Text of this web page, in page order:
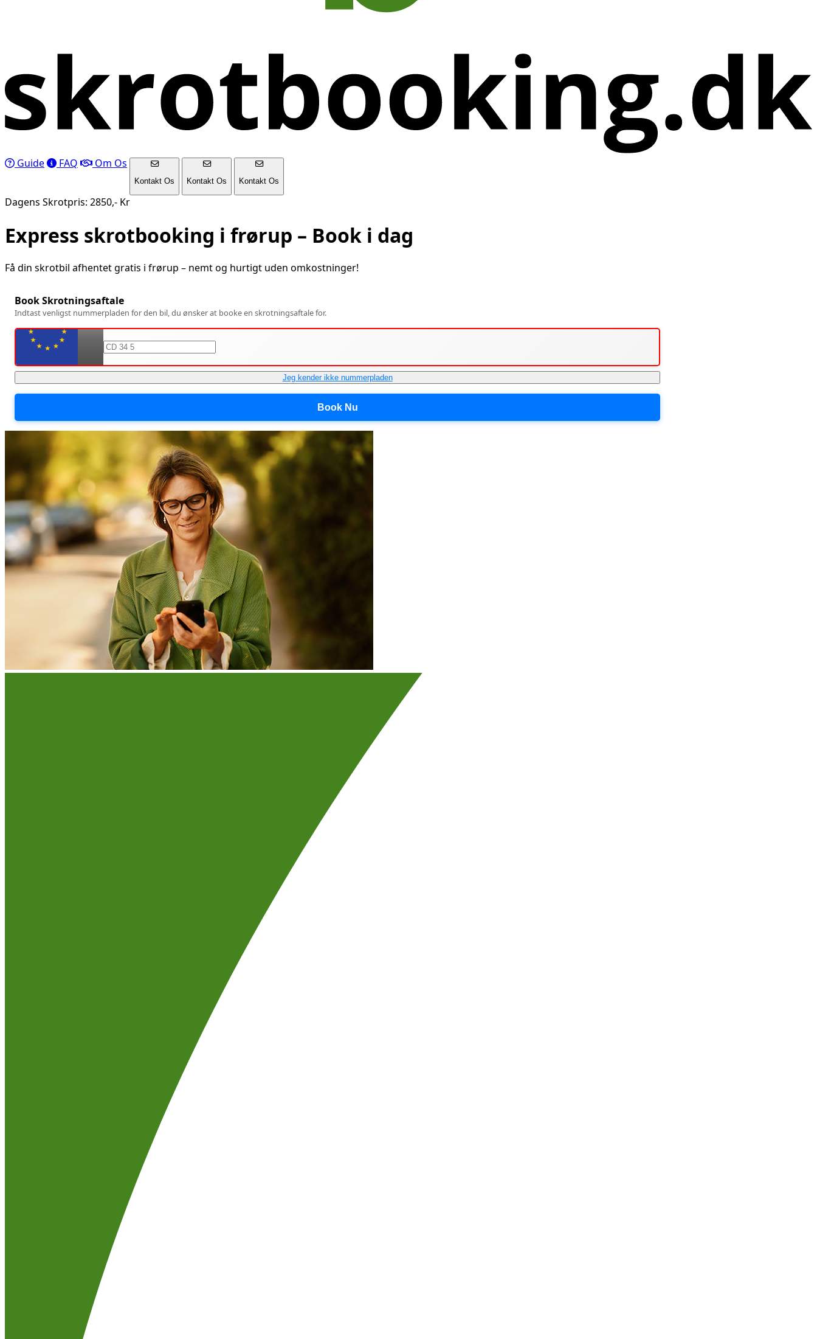
Guide FAQ Om Os
Kontakt Os Kontakt Os Kontakt Os
Dagens Skrotpris: 2850,- Kr
Express skrotbooking i frørup – Book i dag
Få din skrotbil afhentet gratis i frørup – nemt og hurtigt uden omkostninger!
Book Skrotningsaftale
Indtast venligst nummerpladen for den bil, du ønsker at booke en skrotningsaftale for.
Jeg kender ikke nummerpladen
Book Nu